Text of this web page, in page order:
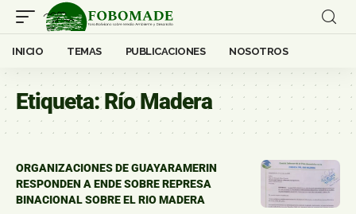
INICIO TEMAS PUBLICACIONES NOSOTROS
Etiqueta:Río Madera
ORGANIZACIONES DE GUAYARAMERIN
RESPONDEN A ENDE SOBRE REPRESA
BINACIONAL SOBRE EL RIO MADERA